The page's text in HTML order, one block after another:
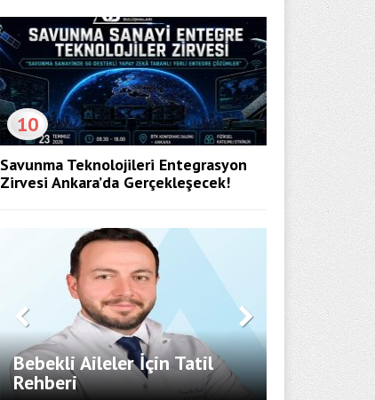
10
Savunma Teknolojileri Entegrasyon
Zirvesi Ankara’da Gerçekleşecek!
Bebekli Aileler İçin Tatil
Rehberi
Döner